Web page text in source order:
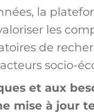
la
les
de
socio-
et aux
mise à jour